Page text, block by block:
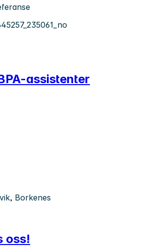
assistenter
Borkenes
oss!